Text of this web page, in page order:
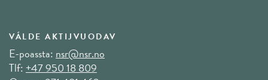
VÁLDE AKTIJVUODAV
E-poassta: nsr@nsr.no
Tlf:+47 950 18 809